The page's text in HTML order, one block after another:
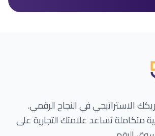
الاستراتيجي في النجاح الرقمي.
متكاملة تساعد علامتك التجارية على